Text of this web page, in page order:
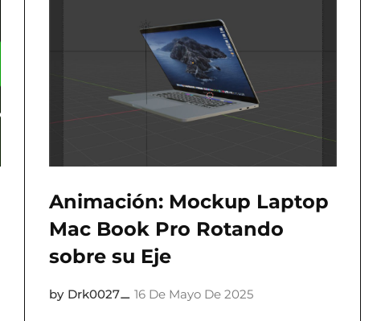
Animación: Mockup Laptop
Mac Book Pro Rotando
sobre su Eje
Drk0027 16 De Mayo De 2025